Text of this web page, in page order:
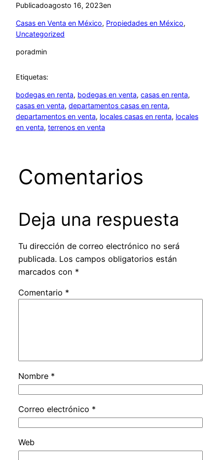
Publicadoagosto 16, 2023en
Casas en Venta en México, Propiedades en México
Uncategorized
poradmin
Etiquetas:
bodegas en renta, bodegas en venta, casas en renta
casas en venta, departamentos casas en renta
departamentos en venta, locales casas en renta, locales
en venta, terrenos en venta
Comentarios
Deja una respuesta
Tu dirección de correo electrónico no será
publicada. Los campos obligatorios están
marcados con *
Comentario *
Nombre *
Correo electrónico *
Web